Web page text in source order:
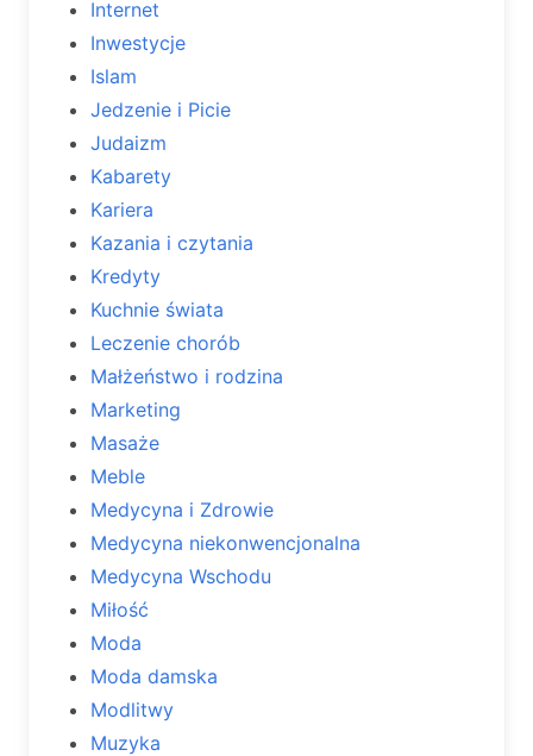
Internet
Inwestycje
Islam
Jedzenie i Picie
Judaizm
Kabarety
Kariera
Kazania i czytania
Kredyty
Kuchnie świata
Leczenie chorób
Małżeństwo i rodzina
Marketing
Masaże
Meble
Medycyna i Zdrowie
Medycyna niekonwencjonalna
Medycyna Wschodu
Miłość
Moda
Moda damska
Modlitwy
Muzyka